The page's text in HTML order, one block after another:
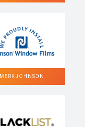
MERK JOHNSON